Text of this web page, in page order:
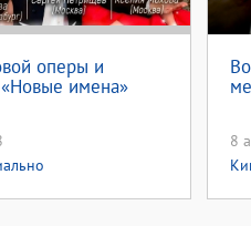
оперы и
имена»
8